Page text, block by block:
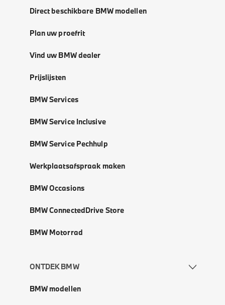
Direct beschikbare BMW modellen
Plan uw proefrit
Vind uw BMW dealer
Prijslijsten
BMW Services
BMW Service Inclusive
BMW Service Pechhulp
Werkplaatsafspraak maken
BMW Occasions
BMW ConnectedDrive Store
BMW Motorrad
ONTDEK BMW
BMW modellen